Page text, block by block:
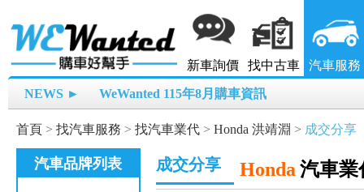
新車詢價 找中古車 汽車服務
NEWS ► WeWanted 115年8月購車資訊
首頁 > 找汽車服務 > 找汽車業代 > Honda 洪靖淵 > 成交分享
汽車品牌列表 成交分享 Honda 汽車業